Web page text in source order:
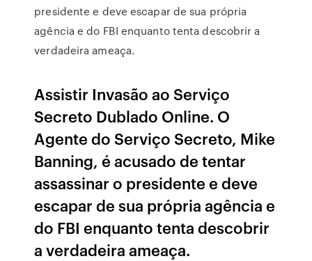
presidente e deve escapar de sua própria
agência e do FBI enquanto tenta descobrir a
verdadeira ameaça.
Assistir Invasão ao Serviço
Secreto Dublado Online. O
Agente do Serviço Secreto, Mike
Banning, é acusado de tentar
assassinar o presidente e deve
escapar de sua própria agência e
do FBI enquanto tenta descobrir
a verdadeira ameaça.